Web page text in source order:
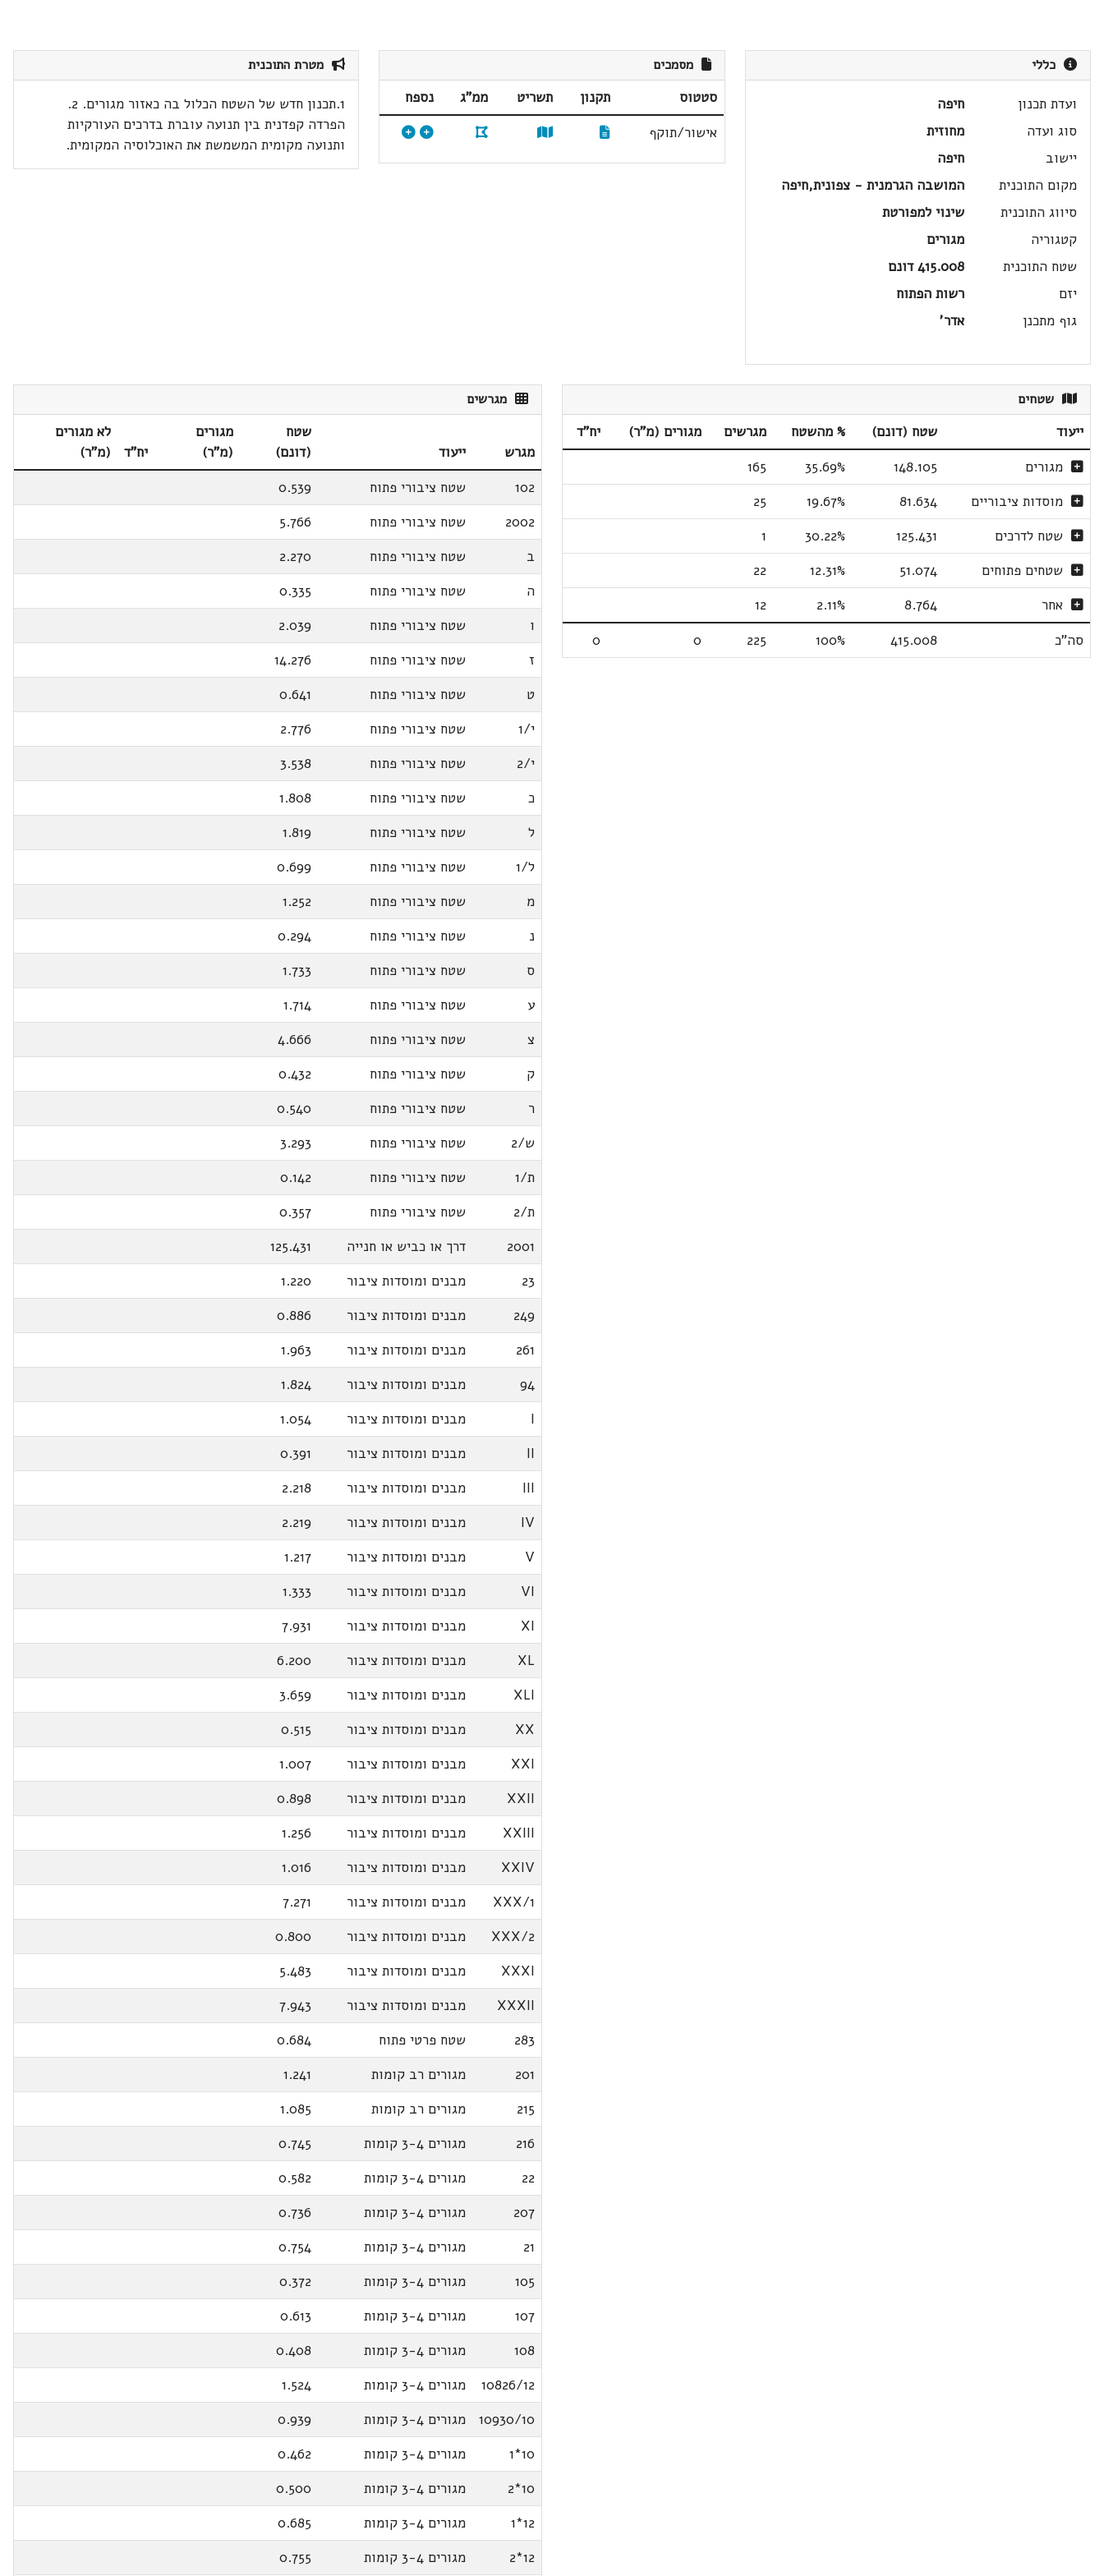
כללי
ועדת תכנון
חיפה
סוג ועדה
מחוזית
יישוב
חיפה
מקום התוכנית
המושבה הגרמנית - צפונית,חיפה
סיווג התוכנית
שינוי למפורטת
קטגוריה
מגורים
שטח התוכנית
415.008 דונם
יזם
רשות הפתוח
גוף מתכנן
אדר'
מסמכים
סטטוס תקנון תשריט ממ"ג
נספח
אישור/תוקף
מטרת התוכנית
1.תכנון חדש של השטח הכלול בה כאזור מגורים. 2.
הפרדה קפדנית בין תנועה עוברת בדרכים העורקיות
ותנועה מקומית המשמשת את האוכלוסיה המקומית.
שטחים
ייעוד שטח (דונם) % מהשטח מגרשים מגורים (מ"ר)
יח"ד
מגורים
148.105
35.69%
165
מוסדות ציבוריים
81.634
19.67%
25
שטח לדרכים
125.431
30.22%
1
שטחים פתוחים
51.074
12.31%
22
אחר
8.764
2.11%
12
סה"כ
415.008
100%
225
0
0
מגרשים
מגרש ייעוד
שטח
(דונם)
מגורים
(מ"ר)
יח"ד
לא מגורים
(מ"ר)
102
שטח ציבורי פתוח
0.539
2002
שטח ציבורי פתוח
5.766
ב
שטח ציבורי פתוח
2.270
ה
שטח ציבורי פתוח
0.335
ו
שטח ציבורי פתוח
2.039
ז
שטח ציבורי פתוח
14.276
ט
שטח ציבורי פתוח
0.641
י/1
שטח ציבורי פתוח
2.776
י/2
שטח ציבורי פתוח
3.538
כ
שטח ציבורי פתוח
1.808
ל
שטח ציבורי פתוח
1.819
ל/1
שטח ציבורי פתוח
0.699
מ
שטח ציבורי פתוח
1.252
נ
שטח ציבורי פתוח
0.294
ס
שטח ציבורי פתוח
1.733
ע
שטח ציבורי פתוח
1.714
צ
שטח ציבורי פתוח
4.666
ק
שטח ציבורי פתוח
0.432
ר
שטח ציבורי פתוח
0.540
ש/2
שטח ציבורי פתוח
3.293
ת/1
שטח ציבורי פתוח
0.142
ת/2
שטח ציבורי פתוח
0.357
2001
דרך או כביש או חנייה
125.431
23
מבנים ומוסדות ציבור
1.220
249
מבנים ומוסדות ציבור
0.886
261
מבנים ומוסדות ציבור
1.963
94
מבנים ומוסדות ציבור
1.824
I
מבנים ומוסדות ציבור
1.054
II
מבנים ומוסדות ציבור
0.391
III
מבנים ומוסדות ציבור
2.218
IV
מבנים ומוסדות ציבור
2.219
V
מבנים ומוסדות ציבור
1.217
VI
מבנים ומוסדות ציבור
1.333
XI
מבנים ומוסדות ציבור
7.931
XL
מבנים ומוסדות ציבור
6.200
XLI
מבנים ומוסדות ציבור
3.659
XX
מבנים ומוסדות ציבור
0.515
XXI
מבנים ומוסדות ציבור
1.007
XXII
מבנים ומוסדות ציבור
0.898
XXIII
מבנים ומוסדות ציבור
1.256
XXIV
מבנים ומוסדות ציבור
1.016
XXX/1
מבנים ומוסדות ציבור
7.271
XXX/2
מבנים ומוסדות ציבור
0.800
XXXI
מבנים ומוסדות ציבור
5.483
XXXII
מבנים ומוסדות ציבור
7.943
283
שטח פרטי פתוח
0.684
201
מגורים רב קומות
1.241
215
מגורים רב קומות
1.085
216
מגורים 3-4 קומות
0.745
22
מגורים 3-4 קומות
0.582
207
מגורים 3-4 קומות
0.736
21
מגורים 3-4 קומות
0.754
105
מגורים 3-4 קומות
0.372
107
מגורים 3-4 קומות
0.613
108
מגורים 3-4 קומות
0.408
10826/12
מגורים 3-4 קומות
1.524
10930/10
מגורים 3-4 קומות
0.939
10*1
מגורים 3-4 קומות
0.462
10*2
מגורים 3-4 קומות
0.500
12*1
מגורים 3-4 קומות
0.685
12*2
מגורים 3-4 קומות 0.755